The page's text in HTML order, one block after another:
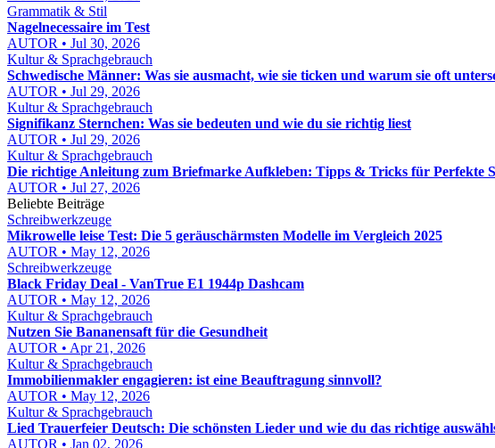
Grammatik & Stil
Nagelnecessaire im Test
AUTOR • Jul 30, 2026
Kultur & Sprachgebrauch
Schwedische Männer: Was sie ausmacht, wie sie ticken und warum sie oft
AUTOR • Jul 29, 2026
Kultur & Sprachgebrauch
Signifikanz Sternchen: Was sie bedeuten und wie du sie richtig liest
AUTOR • Jul 29, 2026
Kultur & Sprachgebrauch
Die richtige Anleitung zum Briefmarke Aufkleben: Tipps & Tricks für Perfekte
AUTOR • Jul 27, 2026
Beliebte Beiträge
Schreibwerkzeuge
Mikrowelle leise Test: Die 5 geräuschärmsten Modelle im Vergleich 2025
AUTOR • May 12, 2026
Schreibwerkzeuge
Black Friday Deal - VanTrue E1 1944p Dashcam
AUTOR • May 12, 2026
Kultur & Sprachgebrauch
Nutzen Sie Bananensaft für die Gesundheit
AUTOR • Apr 21, 2026
Kultur & Sprachgebrauch
Immobilienmakler engagieren: ist eine Beauftragung sinnvoll?
AUTOR • May 12, 2026
Kultur & Sprachgebrauch
Lied Trauerfeier Deutsch: Die schönsten Lieder und wie du das richtige
AUTOR • Jan 02, 2026